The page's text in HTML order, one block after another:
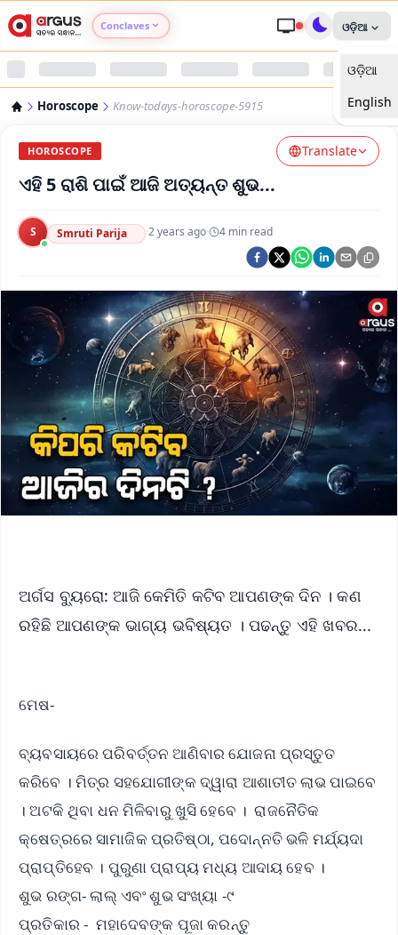
Conclaves
Argus Nari Shakti
Argus Swaad Odisha
Argus Chalo Dekhein Apna Desh
ଓଡ଼ିଆ
ଓଡ଼ିଆ
English
Horoscope Know-todays-horoscope-5915
HOROSCOPE Translate
ଏହି 5 ରାଶି ପାଇଁ ଆଜି ଅତ୍ୟନ୍ତ ଶୁଭ...
S Smruti Parija ·2 years ago· 4 min read
ଅର୍ଗସ ବ୍ୟୁରୋ: ଆଜି କେମିତି କଟିବ ଆପଣଙ୍କ ଦିନ । କଣ
ରହିଛି ଆପଣଙ୍କ ଭାଗ୍ୟ ଭବିଷ୍ୟତ । ପଢନ୍ତୁ ଏହି ଖବର...
ମେଷ-
ବ୍ୟବସାୟରେ ପରିବର୍ତ୍ତନ ଆଣିବାର ଯୋଜନା ପ୍ରସ୍ତୁତ
କରିବେ । ମିତ୍ର ସହଯୋଗୀଙ୍କ ଦ୍ୱାରା ଆଶାତୀତ ଲାଭ ପାଇବେ
। ଅଟକି ଥିବା ଧନ ମିଳିବାରୁ ଖୁସି ହେବେ । ରାଜନୈତିକ
କ୍ଷେତ୍ରରେ ସାମାଜିକ ପ୍ରତିଷ୍ଠା, ପଦୋନ୍ନତି ଭଳି ମର୍ଯ୍ୟଦା
ପ୍ରାପ୍ତିହେବ । ପୁରୁଣା ପ୍ରାପ୍ୟ ମଧ୍ୟ ଆଦାୟ ହେବ ।
ଶୁଭ ରଙ୍ଗ- ଲାଲ୍ ଏବଂ ଶୁଭ ସଂଖ୍ୟା -୯
ପ୍ରତିକାର - ମହାଦେବଙ୍କ ପୂଜା କରନ୍ତୁ